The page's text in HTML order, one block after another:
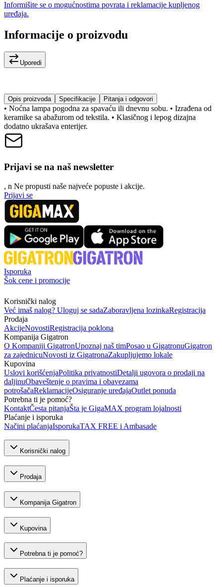
Informišite se o mogućnostima povrata i reklamacije kupljenog
uređaja.
Informacije o proizvodu
Uporedi
Opis proizvoda Specifikacije Pitanja i odgovori
• Noćna lampa pogodna za spavaću ili dnevnu sobu. • Izrađena od
keramike sa abažurom od tekstila. • Klasičnog i lepog dizajna
dodatno ukrašava enterijer.
Prijavi se na naš newsletter
, n Ne propusti naše najveće popuste i akcije.
Prijavi se
Isporuka
Šok cene i promocije
Korisnički nalog
Već imaš nalog? Uloguj se sadaZaboravljena lozinkaRegistracija
Prodaja
AkcijeNovostiRegistracija poklona
Kompanija Gigatron
O Kompaniji GigatronUpoznaj naš timPosao u GigatronuGigatron
za zajednicuNovosti iz GigatronaZakupljujemo lokale
Kupovina
Uslovi korišćenjaPolitika privatnostiDetalji ugovora o prodaji na
daljinuObaveštenje o pravima i obavezama
potrošačaReklamacijeOsiguranje uređajaOutlet ponuda
Potrebna ti je pomoć?
KontaktČesta pitanjaŠta je GigaMAX program lojalnosti
Plaćanje i isporuka
Načini plaćanjaIsporukaTAX FREE i Ambasade
Korisnički nalog
Prodaja
Kompanija Gigatron
Kupovina
Potrebna ti je pomoć?
Plaćanje i isporuka